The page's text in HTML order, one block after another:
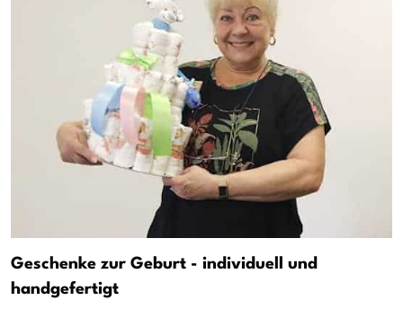
Geschenke zur Geburt - individuell und
handgefertigt